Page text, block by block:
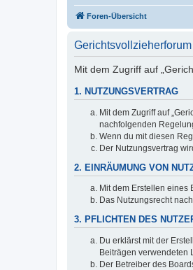
Foren-Übersicht
Mit dem Zugriff auf
1. NUTZUNGSVERTRAG
Mit dem Zugriff auf
nachfolgenden
Wenn du mit diesen
Der Nutzungsvertrag
2. EINRÄUMUNG VON
Mit dem Erstellen eines
Das Nutzungsrecht
3. PFLICHTEN DES
Du erklärst mit der
Beiträgen verwendeten
Der Betreiber des